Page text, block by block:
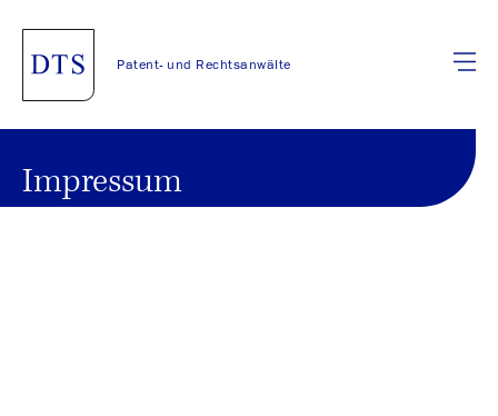
Patent- und Rechtsanwälte
Impressum